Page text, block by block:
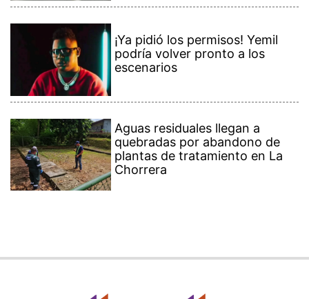
¡Ya pidió los permisos! Yemil
podría volver pronto a los
escenarios
Aguas residuales llegan a
quebradas por abandono de
plantas de tratamiento en La
Chorrera